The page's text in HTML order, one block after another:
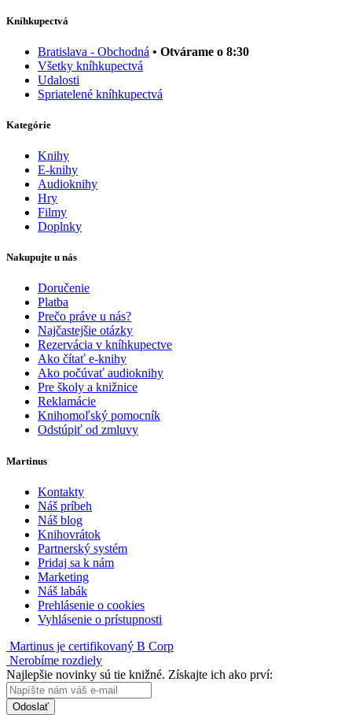
Kníhkupectvá
Bratislava - Obchodná • Otvárame o 8:30
Všetky kníhkupectvá
Udalosti
Spriatelené kníhkupectvá
Kategórie
Knihy
E-knihy
Audioknihy
Hry
Filmy
Doplnky
Nakupujte u nás
Doručenie
Platba
Prečo práve u nás?
Najčastejšie otázky
Rezervácia v kníhkupectve
Ako čítať e-knihy
Ako počúvať audioknihy
Pre školy a knižnice
Reklamácie
Knihomoľský pomocník
Odstúpiť od zmluvy
Martinus
Kontakty
Náš príbeh
Náš blog
Knihovrátok
Partnerský systém
Pridaj sa k nám
Marketing
Náš labák
Prehlásenie o cookies
Vyhlásenie o prístupnosti
Martinus je certifikovaný B Corp
Nerobíme rozdiely
Najlepšie novinky sú tie knižné. Získajte ich ako prví:
Odoslať